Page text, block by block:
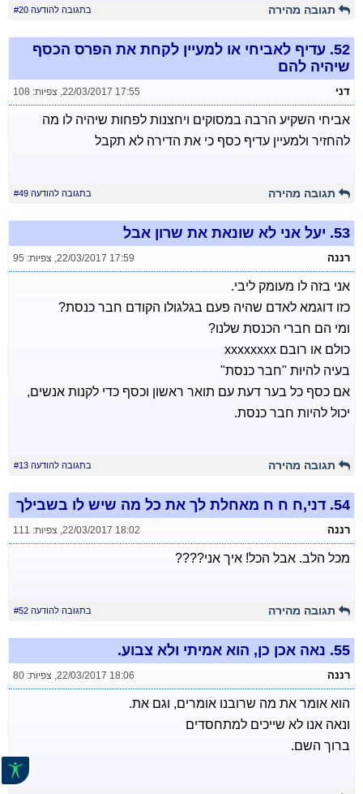
תגובה מהירה בתגובה להודעה #20
52. עדיף לאביחי או למעיין לקחת את הפרס הכסף
שיהיה להם
דני 22/03/2017 17:55
, צפיות: 108
אביחי השקיע הרבה במסוקים ויחצנות לפחות שיהיה לו מה
להחזיר ולמעיין עדיף כסף כי את הדירה לא תקבל
תגובה מהירה בתגובה להודעה #49
53. יעל אני לא שונאת את שרון אבל
רננה 22/03/2017 17:59
, צפיות: 95
אני בזה לו מעומק ליבי.
כזו דוגמא לאדם שהיה פעם בגלגולו הקודם חבר כנסת?
ומי הם חברי הכנסת שלנו?
כולם או רובם xxxxxxxx
בעיה להיות "חבר כנסת"
אם כסף כל בער דעת עם תואר ראשון וכסף כדי לקנות אנשים,
יכול להיות חבר כנסת.
תגובה מהירה בתגובה להודעה #13
54. דני,ח ח ח מאחלת לך את כל מה שיש לו בשבילך
רננה 22/03/2017 18:02
, צפיות: 111
מכל הלב. אבל הכל! איך אני????
תגובה מהירה בתגובה להודעה #52
55. נאה אכן כן, הוא אמיתי ולא צבוע.
רננה 22/03/2017 18:06
, צפיות: 80
הוא אומר את מה שרובנו אומרים, וגם את.
ונאה אנו לא שייכים למתחסדים
ברוך השם.